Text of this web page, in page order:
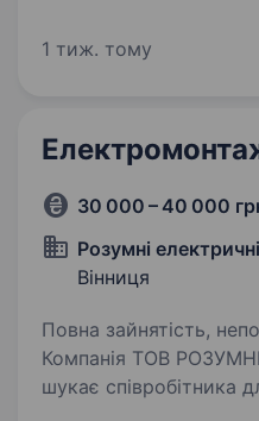
у зв’язку зі значним
1 тиж. тому
30 000 – 40 000
Розумні
Вінниця
Повна зайнятість,
Компанія ТОВ
шукає співробітника